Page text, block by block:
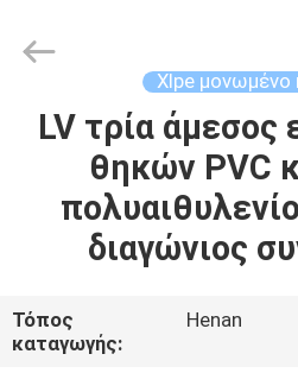
ΣΠΊΤΙ
ΠΡΟΪΌΝΤΑ
ΕΜΕΊΣ
Reserved.
Xlpe μονωμένο
LV τρία άμεσος
θηκών PVC
διαγώνιος
Τόπος
καταγωγής:
Henan